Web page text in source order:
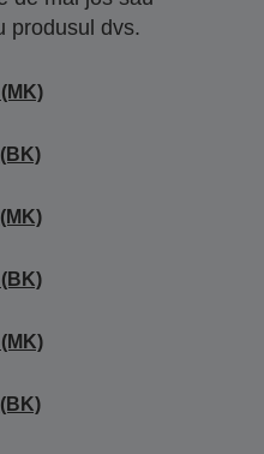
produsul dvs.